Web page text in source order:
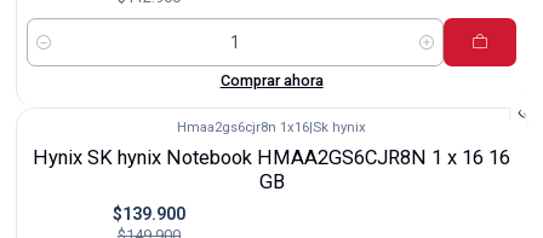
Cantidad
Comprar ahora
Hmaa2gs6cjr8n 1x16 Sk hynix
Hynix SK hynix Notebook HMAA2GS6CJR8N 1 x 16 16
GB
$139.900